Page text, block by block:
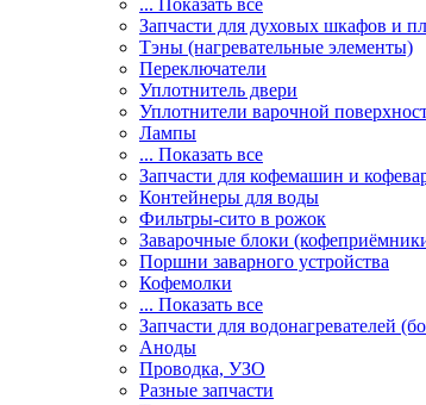
... Показать все
Запчасти для духовых шкафов и
Тэны (нагревательные элементы)
Переключатели
Уплотнитель двери
Уплотнители варочной
Лампы
... Показать все
Запчасти для кофемашин и
Контейнеры для воды
Фильтры-сито в рожок
Заварочные блоки
Поршни заварного устройства
Кофемолки
... Показать все
Запчасти для водонагревателей
Аноды
Проводка, УЗО
Разные запчасти